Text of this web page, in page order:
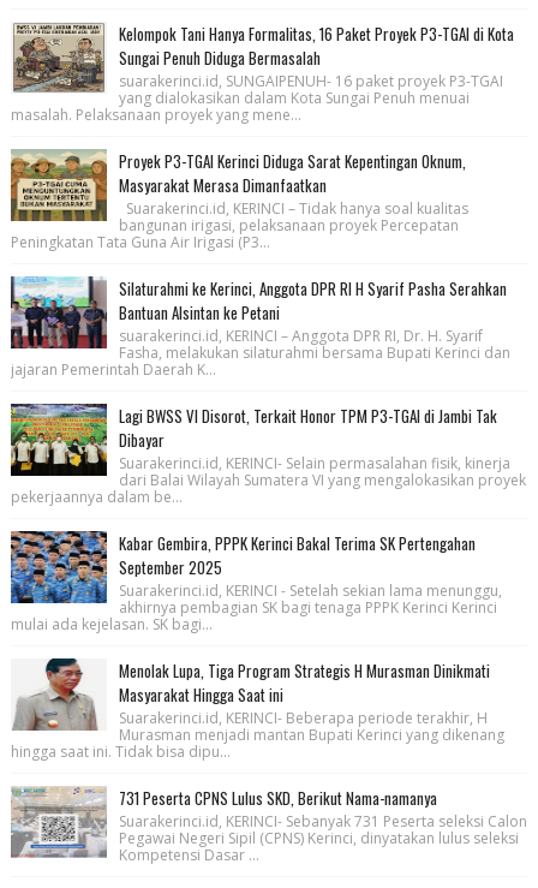
Kelompok Tani Hanya Formalitas, 16 Paket Proyek P3-TGAI di Kota
Sungai Penuh Diduga Bermasalah
suarakerinci.id, SUNGAIPENUH- 16 paket proyek P3-TGAI
yang dialokasikan dalam Kota Sungai Penuh menuai
masalah. Pelaksanaan proyek yang mene...
Proyek P3-TGAI Kerinci Diduga Sarat Kepentingan Oknum,
Masyarakat Merasa Dimanfaatkan
Suarakerinci.id, KERINCI – Tidak hanya soal kualitas
bangunan irigasi, pelaksanaan proyek Percepatan
Peningkatan Tata Guna Air Irigasi (P3...
Silaturahmi ke Kerinci, Anggota DPR RI H Syarif Pasha Serahkan
Bantuan Alsintan ke Petani
suarakerinci.id, KERINCI – Anggota DPR RI, Dr. H. Syarif
Fasha, melakukan silaturahmi bersama Bupati Kerinci dan
jajaran Pemerintah Daerah K...
Lagi BWSS VI Disorot, Terkait Honor TPM P3-TGAI di Jambi Tak
Dibayar
Suarakerinci.id, KERINCI- Selain permasalahan fisik, kinerja
dari Balai Wilayah Sumatera VI yang mengalokasikan proyek
pekerjaannya dalam be...
Kabar Gembira, PPPK Kerinci Bakal Terima SK Pertengahan
September 2025
Suarakerinci.id, KERINCI - Setelah sekian lama menunggu,
akhirnya pembagian SK bagi tenaga PPPK Kerinci Kerinci
mulai ada kejelasan. SK bagi...
Menolak Lupa, Tiga Program Strategis H Murasman Dinikmati
Masyarakat Hingga Saat ini
Suarakerinci.id, KERINCI- Beberapa periode terakhir, H
Murasman menjadi mantan Bupati Kerinci yang dikenang
hingga saat ini. Tidak bisa dipu...
731 Peserta CPNS Lulus SKD, Berikut Nama-namanya
Suarakerinci.id, KERINCI- Sebanyak 731 Peserta seleksi Calon
Pegawai Negeri Sipil (CPNS) Kerinci, dinyatakan lulus seleksi
Kompetensi Dasar ...